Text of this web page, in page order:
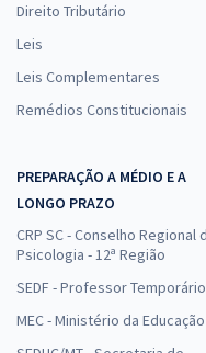
Direito Tributário
Leis
Leis Complementares
Remédios Constitucionais
PREPARAÇÃO A MÉDIO E A
LONGO PRAZO
CRP SC - Conselho Regional
Psicologia - 12ª Região
SEDF - Professor Temporário
MEC - Ministério da Educação